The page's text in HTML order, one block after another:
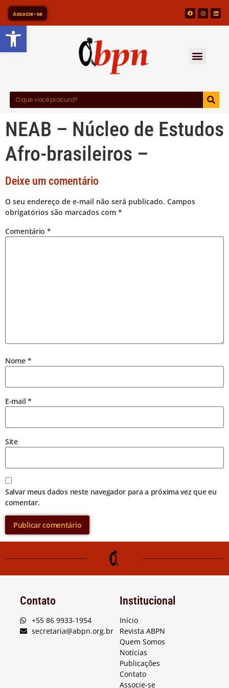
Barra de Ferramentas
Associe-se
NEAB – Núcleo de Estudos
Afro-brasileiros –
Deixe um comentário
O seu endereço de e-mail não será publicado. Campos
obrigatórios são marcados com *
Comentário *
Nome *
E-mail *
Site
Salvar meus dados neste navegador para a próxima vez que eu
comentar.
Contato
+55 86 9933-1954
secretaria@abpn.org.br
Institucional
Início
Revista ABPN
Quem Somos
Notícias
Publicações
Contato
Associe-se